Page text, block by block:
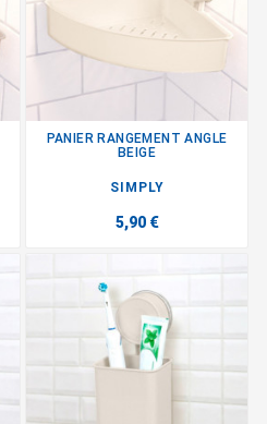
PANIER RANGEMENT ANGLE
BEIGE
SIMPLY
5,90 €